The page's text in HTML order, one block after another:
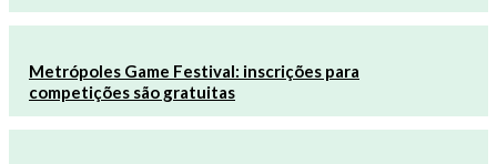
Metrópoles Game Festival: inscrições para
competições são gratuitas